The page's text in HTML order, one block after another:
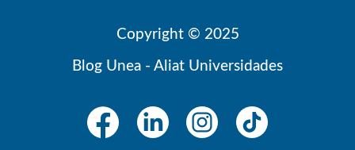
Copyright © 2025
Blog Unea - Aliat Universidades